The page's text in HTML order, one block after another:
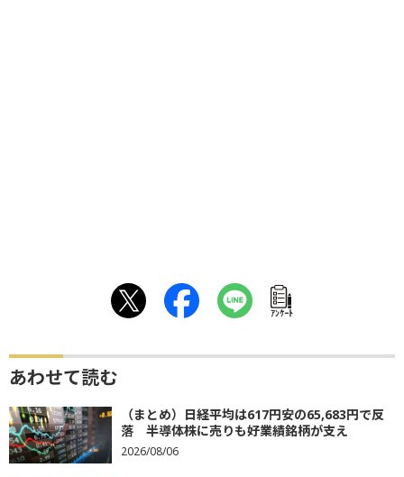
ｱﾝｹｰﾄ
あわせて読む
（まとめ）日経平均は617円安の65,683円で反
落 半導体株に売りも好業績銘柄が支え
2026/08/06